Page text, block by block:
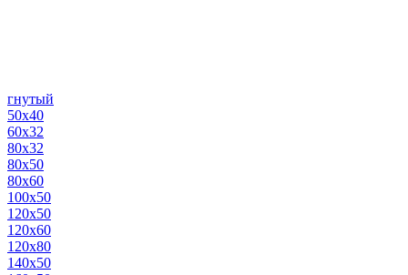
гнутый
50х40
60х32
80х32
80х50
80х60
100х50
120х50
120х60
120х80
140х50